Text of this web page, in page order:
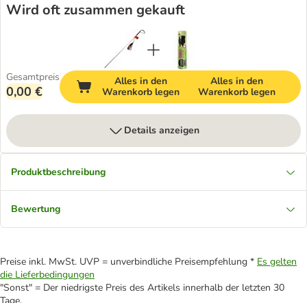
Wird oft zusammen gekauft
Gesamtpreis
0,00 €
Alles in den
Warenkorb legen
Alles in den
Warenkorb legen
Details anzeigen
Produktbeschreibung
Bewertung
Preise inkl. MwSt. UVP = unverbindliche Preisempfehlung * Es gelten
die Lieferbedingungen
"Sonst" = Der niedrigste Preis des Artikels innerhalb der letzten 30